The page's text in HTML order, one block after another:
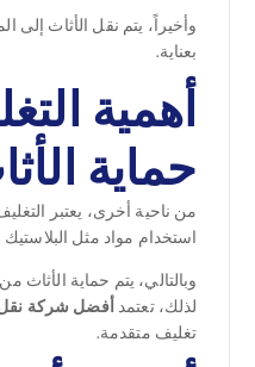
وأخيراً، يتم نقل الأثاث إلى
بعناية.
أهمية
حماية
من ناحية أخرى، يعتبر
استخدام مواد مثل البلاستيك
وبالتالي، يتم حماية الأثاث
لذلك، تعتمدأفضل شركة
تغليف متقدمة.